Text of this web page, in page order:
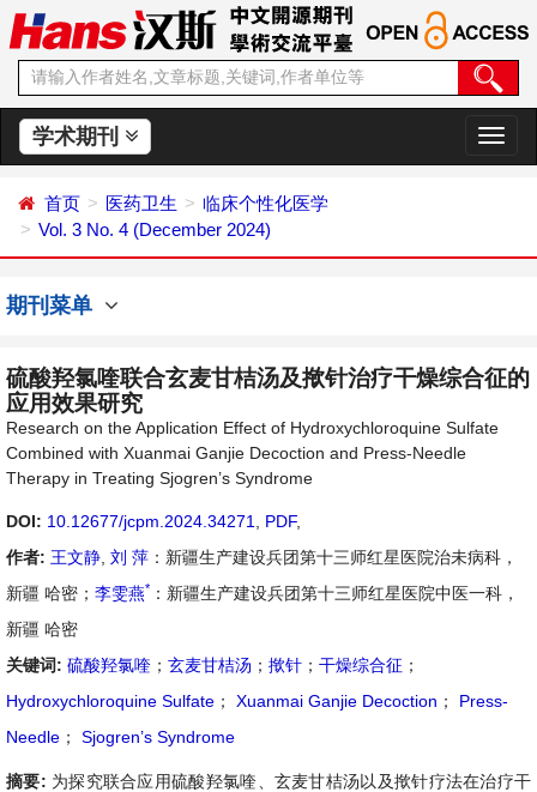
学术期刊
切
换
首页 医药卫生
临床个性化医学
Vol. 3 No. 4 (December 2024)
期刊菜单
硫酸羟氯喹联合玄麦甘桔汤及揿针治疗干燥综合征的
应用效果研究
Research on the Application Effect of Hydroxychloroquine Sulfate
Combined with Xuanmai Ganjie Decoction and Press-Needle
Therapy in Treating Sjogren’s Syndrome
DOI: 10.12677/jcpm.2024.34271 PDF,
作者: 王文静 刘 萍 ：新疆生产建设兵团第十三师红星医院治未病科，
新疆 哈密； 李雯燕* ：新疆生产建设兵团第十三师红星医院中医一科，
新疆 哈密
关键词: 硫酸羟氯喹 ； 玄麦甘桔汤 ； 揿针 ； 干燥综合征 ；
Hydroxychloroquine Sulfate ； Xuanmai Ganjie Decoction ；
Press-
Needle ； Sjogren’s Syndrome
摘要: 为探究联合应用硫酸羟氯喹、玄麦甘桔汤以及揿针疗法在治疗干